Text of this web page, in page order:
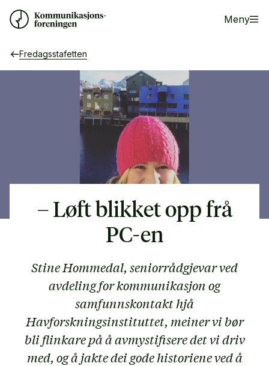
Meny
Fredagsstafetten
– Løft blikket opp frå
PC-en
Stine Hommedal, seniorrådgjevar ved
avdeling for kommunikasjon og
samfunnskontakt hjå
Havforskningsinstituttet, meiner vi bør
bli flinkare på å avmystifisere det vi driv
med, og å jakte dei gode historiene ved å